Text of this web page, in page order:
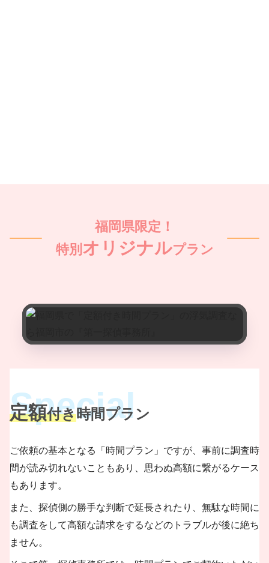
福岡県限定！
特別オリジナルプラン
定額付き時間プラン
ご依頼の基本となる「時間プラン」ですが、事前に調査時
間が読み切れないこともあり、思わぬ高額に繋がるケース
もあります。
また、探偵側の勝手な判断で延長されたり、無駄な時間に
も調査をして高額な請求をするなどのトラブルが後に絶ち
ません。